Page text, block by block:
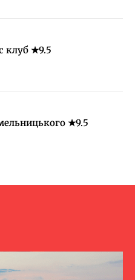
клуб ★9.5
★9.5